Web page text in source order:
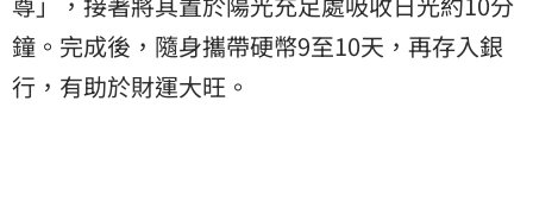
鐘。完成後，隨身攜帶硬幣9至10天，再存入銀
行，有助於財運大旺。